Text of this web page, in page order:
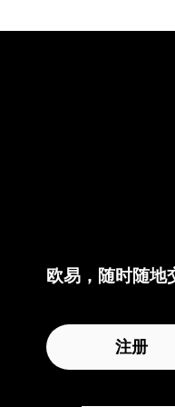
欧易，随时随地
注册